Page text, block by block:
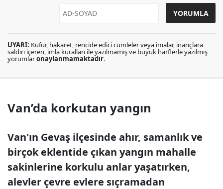
UYARI: Küfür, hakaret, rencide edici cümleler veya imalar, inançlara
saldırı içeren, imla kuralları ile yazılmamış ve büyük harflerle yazılmış
yorumlaronaylanmamaktadır.
Van’da korkutan yangın
Van'ın Gevaş ilçesinde ahır, samanlık ve
birçok eklentide çıkan yangın mahalle
sakinlerine korkulu anlar yaşatırken,
alevler çevre evlere sıçramadan